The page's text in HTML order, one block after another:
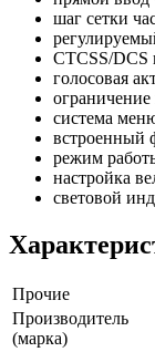
шаг сетки
CTCSS/DCS
голосовая
система
встроенный
режим
настройка
световой
Прочие
Производитель
(марка)